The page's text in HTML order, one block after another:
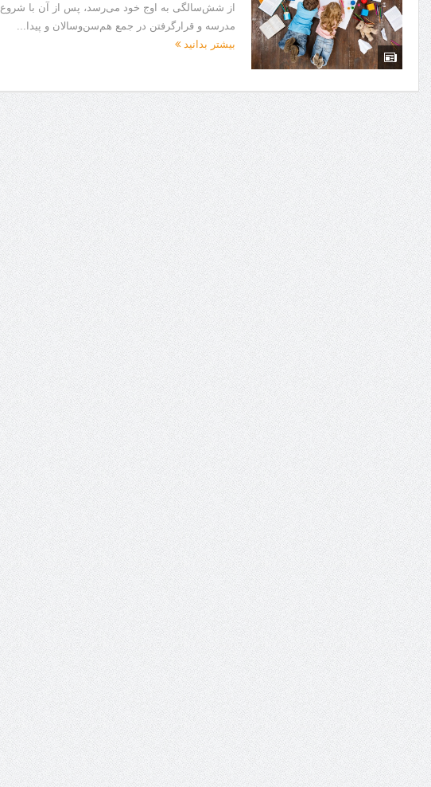
در مشهد | لیزر فوتونا برای بهبود قطعی استریا
‌های یک‌ طرفه تا دو طرفه، روایت هوشمندی در معماری فروشگاه
از شش‌سالگی به اوج خود می‌رسد، پس از آن با شروع
مدرسه و قرارگرفتن در جمع هم‌سن‌وسالان و پیدا...
بیشتر بدانید